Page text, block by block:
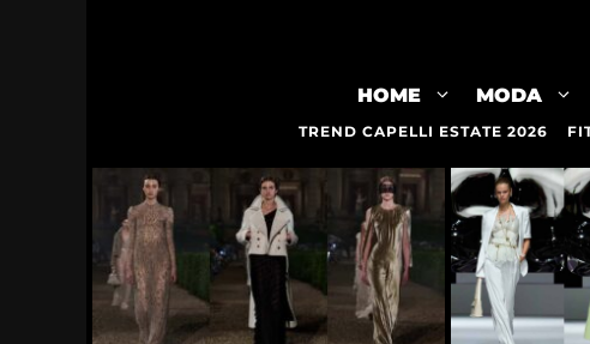
HOME MODA
TREND CAPELLI ESTATE 2026